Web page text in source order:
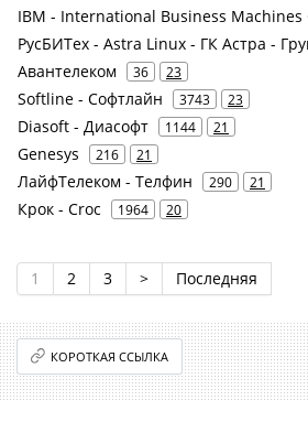
IBM - International Business Machines
РусБИТех - Astra Linux - ГК Астра -
Авантелеком 36 23
Softline - Софтлайн 3743 23
Diasoft - Диасофт 1144 21
Genesys 216 21
ЛайфТелеком - Телфин 290 21
Крок - Croc 1964 20
1 2 3 > Последняя
КОРОТКАЯ ССЫЛКА